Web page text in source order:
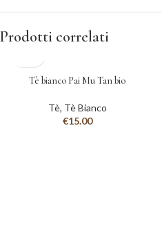
Prodotti correlati
Tè bianco Pai Mu Tan bio
Tè, Tè Bianco
€15.00